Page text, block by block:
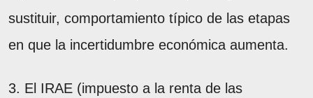
sustituir, comportamiento típico de las etapas
en que la incertidumbre económica aumenta.
3. El IRAE (impuesto a la renta de las